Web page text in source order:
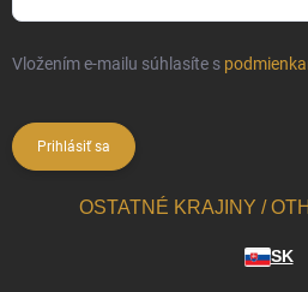
Vložením e-mailu súhlasíte s
Prihlásiť sa
OSTATNÉ KRAJINY /
SK